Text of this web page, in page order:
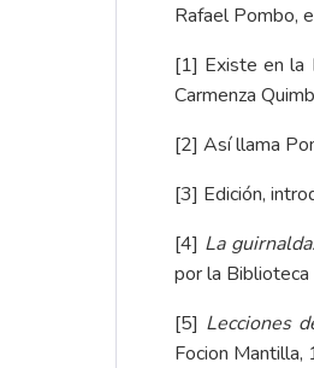
Rafael Pombo,
[1] Existe en la
Carmenza
[2] Así llama
[3] Edición,
[4] La
por la Biblioteca
[5] Lecciones
Focion Mantilla,